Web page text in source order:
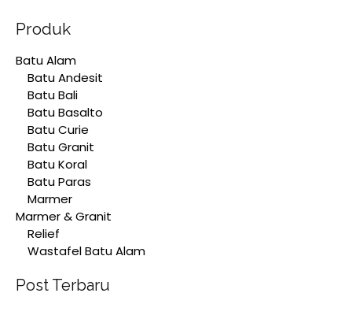
Produk
Batu Alam
Batu Andesit
Batu Bali
Batu Basalto
Batu Curie
Batu Granit
Batu Koral
Batu Paras
Marmer
Marmer & Granit
Relief
Wastafel Batu Alam
Post Terbaru